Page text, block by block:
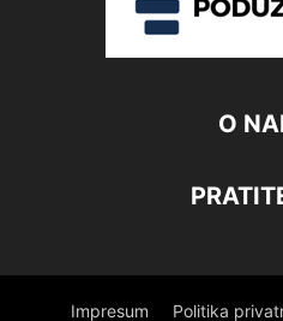
O
Impresum Politika